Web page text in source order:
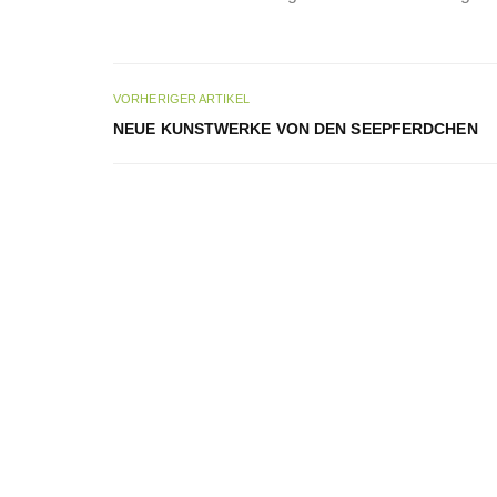
VORHERIGER ARTIKEL
NEUE KUNSTWERKE VON DEN SEEPFERDCHEN